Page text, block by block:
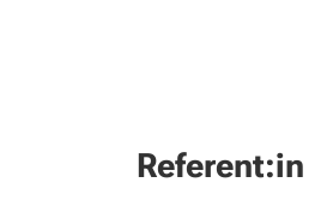
Referent:in